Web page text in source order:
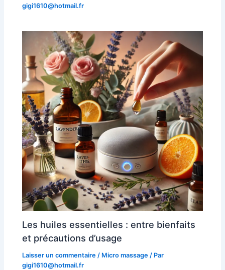
gigi1610@hotmail.fr
Les huiles essentielles : entre bienfaits
et précautions d’usage
Laisser un commentaire / Micro massage / Par
gigi1610@hotmail.fr